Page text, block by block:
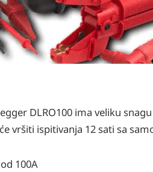
DLRO100 ima veliku
vršiti ispitivanja 12 sati sa
100A